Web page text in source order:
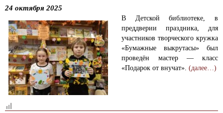
24 октября 2025
В Детской библиотеке, в
преддверии праздника, для
участников творческого кружка
«Бумажные выкрутасы» был
проведён мастер — класс
«Подарок от внучат».(далее…)